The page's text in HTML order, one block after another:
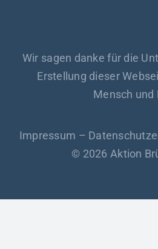
Wir sagen danke für die
Erstellung dieser
Mensch und
Impressum –
© 2026 Aktion